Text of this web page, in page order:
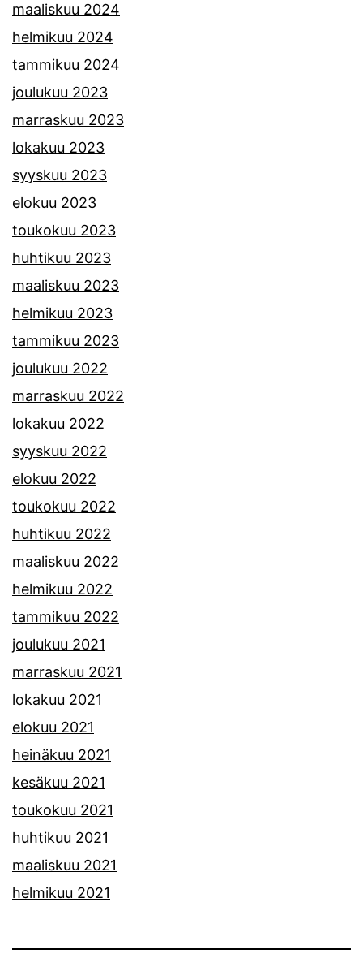
maaliskuu 2024
helmikuu 2024
tammikuu 2024
joulukuu 2023
marraskuu 2023
lokakuu 2023
syyskuu 2023
elokuu 2023
toukokuu 2023
huhtikuu 2023
maaliskuu 2023
helmikuu 2023
tammikuu 2023
joulukuu 2022
marraskuu 2022
lokakuu 2022
syyskuu 2022
elokuu 2022
toukokuu 2022
huhtikuu 2022
maaliskuu 2022
helmikuu 2022
tammikuu 2022
joulukuu 2021
marraskuu 2021
lokakuu 2021
elokuu 2021
heinäkuu 2021
kesäkuu 2021
toukokuu 2021
huhtikuu 2021
maaliskuu 2021
helmikuu 2021